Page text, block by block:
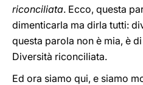
riconciliata. Ecco, questa
dimenticarla ma dirla tutti:
questa parola non è mia, è
Diversità riconciliata.
Ed ora siamo qui, e siamo